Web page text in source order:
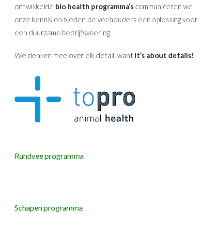
ontwikkelde bio health programma’s communiceren we
onze kennis en bieden de veehouders een oplossing voor
een duurzame bedrijfsvoering.
We denken mee over elk detail, want It’s about details!
Rundvee programma
Schapen programma